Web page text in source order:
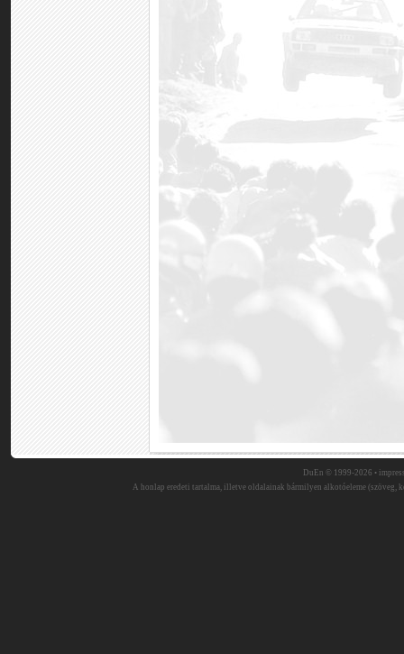
DuEn © 1999-2026 •
A honlap eredeti tartalma, illetve oldalainak bármilyen alkotóeleme (szöveg,